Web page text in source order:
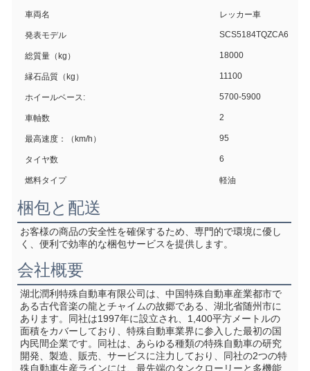
車両名 レッカー車
発表モデル SCS5184TQZCA6
総質量（kg） 18000
縁石品質（kg） 11100
ホイールベース: 5700-5900
車軸数 2
最高速度：（km/h） 95
タイヤ数 6
燃料タイプ 軽油
梱包と配送
お客様の商品の安全性を確保するため、専門的で環境に優し
く、便利で効率的な梱包サービスを提供します。
会社概要
湖北潤利特殊自動車有限公司は、中国特殊自動車産業都市で
ある古代音楽の龍とチャイムの故郷である、湖北省随州市に
あります。同社は1997年に設立され、1,400平方メートルの
面積をカバーしており、特殊自動車業界に参入した最初の国
内民間企業です。同社は、あらゆる種類の特殊自動車の研究
開発、製造、販売、サービスに注力しており、同社の2つの特
殊自動車生産ラインには、最先端のタンクローリーと多機能